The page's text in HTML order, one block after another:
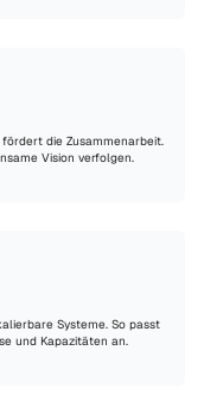
die Zusammenarbeit.
Vision verfolgen.
Systeme. So passt
und Kapazitäten an.